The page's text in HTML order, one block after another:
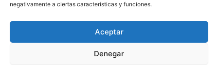
negativamente a ciertas características y funciones.
Aceptar
Denegar
Aviso Legal
Política de Cookies